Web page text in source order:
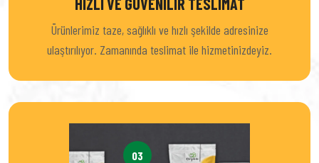
Ürünlerimiz taze, sağlıklı ve hızlı şekilde adresinize
ulaştırılıyor. Zamanında teslimat ile hizmetinizdeyiz.
03